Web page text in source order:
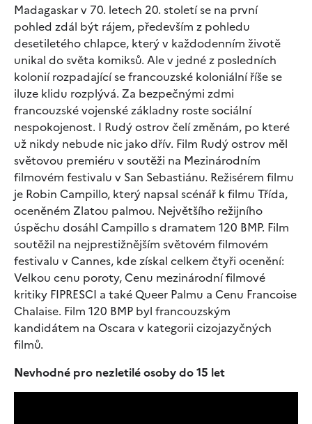
Madagaskar v 70. letech 20. století se na první
pohled zdál být rájem, především z pohledu
desetiletého chlapce, který v každodenním životě
unikal do světa komiksů. Ale v jedné z posledních
kolonií rozpadající se francouzské koloniální říše se
iluze klidu rozplývá. Za bezpečnými zdmi
francouzské vojenské základny roste sociální
nespokojenost. I Rudý ostrov čelí změnám, po které
už nikdy nebude nic jako dřív. Film Rudý ostrov měl
světovou premiéru v soutěži na Mezinárodním
filmovém festivalu v San Sebastiánu. Režisérem filmu
je Robin Campillo, který napsal scénář k filmu Třída,
oceněném Zlatou palmou. Největšího režijního
úspěchu dosáhl Campillo s dramatem 120 BMP. Film
soutěžil na nejprestižnějším světovém filmovém
festivalu v Cannes, kde získal celkem čtyři ocenění:
Velkou cenu poroty, Cenu mezinárodní filmové
kritiky FIPRESCI a také Queer Palmu a Cenu Francoise
Chalaise. Film 120 BMP byl francouzským
kandidátem na Oscara v kategorii cizojazyčných
filmů.
Nevhodné pro nezletilé osoby do 15 let